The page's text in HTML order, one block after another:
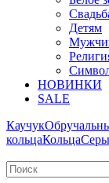
Детям
НОВИНКИ
SALE
Каучук
кольцаКольца